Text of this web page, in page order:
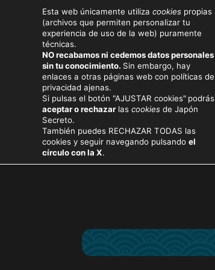
LUGARES
Esta web únicamente utiliza cookies propias
(archivos que permiten personalizar tu
experiencia de uso de la web) puramente
técnicas.
NO recabamos ni cedemos datos personales
sin tu conocimiento. Sin embargo, hay
enlaces a otras páginas web con políticas de
privacidad ajenas.
Si pulsas el botón "AJUSTAR cookies" podrás
aceptar o rechazarlas cookies de Japón
Secreto.
También puedes RECHAZAR TODAS las
cookies y seguir navegando pulsando el
círculo con la X.